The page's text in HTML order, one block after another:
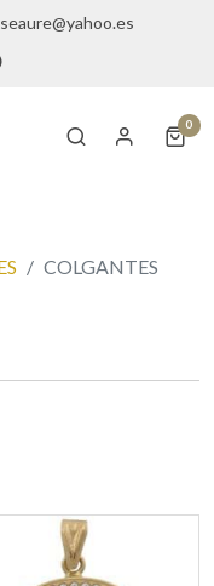
0
COLGANTES